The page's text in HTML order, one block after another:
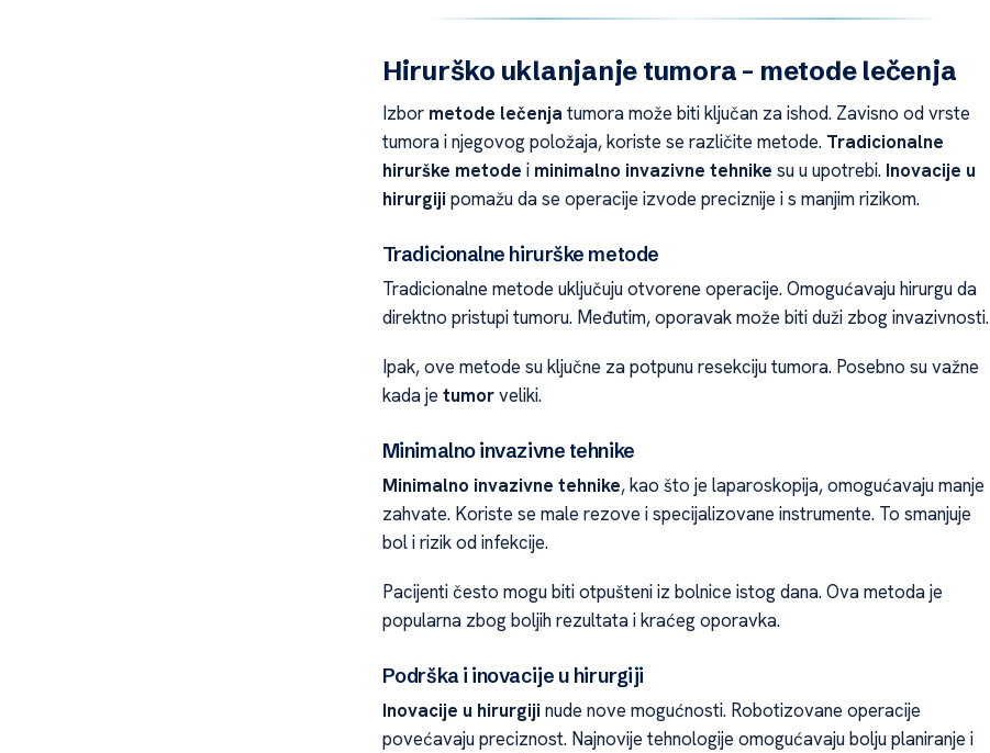
Hirurško uklanjanje tumora – metode lečenja
Izbor metode lečenja tumora može biti ključan za ishod. Zavisno od vrste
tumora i njegovog položaja, koriste se različite metode. Tradicionalne
hirurške metode i minimalno invazivne tehnike su u upotrebi. Inovacije u
hirurgiji pomažu da se operacije izvode preciznije i s manjim rizikom.
Tradicionalne hirurške metode
Tradicionalne metode uključuju otvorene operacije. Omogućavaju hirurgu da
direktno pristupi tumoru. Međutim, oporavak može biti duži zbog invazivnosti.
Ipak, ove metode su ključne za potpunu resekciju tumora. Posebno su važne
kada je tumorveliki.
Minimalno invazivne tehnike
Minimalno invazivne tehnike, kao što je laparoskopija, omogućavaju manje
zahvate. Koriste se male rezove i specijalizovane instrumente. To smanjuje
bol i rizik od infekcije.
Pacijenti često mogu biti otpušteni iz bolnice istog dana. Ova metoda je
popularna zbog boljih rezultata i kraćeg oporavka.
Podrška i inovacije u hirurgiji
Inovacije u hirurgiji nude nove mogućnosti. Robotizovane operacije
povećavaju preciznost. Najnovije tehnologije omogućavaju bolju planiranje i